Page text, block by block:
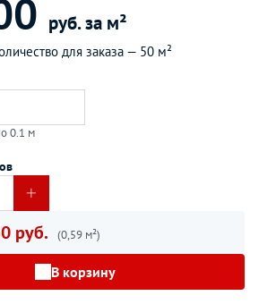
руб. за м²
для заказа — 50 м²
0.1 м
руб. (0,59 м²)
В корзину